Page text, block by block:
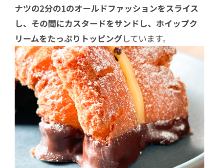
ナツの2分の1のオールドファッションをスライス
し、その間にカスタードをサンドし、ホイップク
リームをたっぷりトッピングしています。